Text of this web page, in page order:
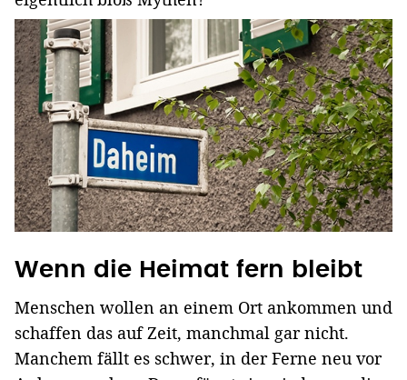
Wenn die Heimat fern bleibt
Menschen wollen an einem Ort ankommen und
schaffen das auf Zeit, manchmal gar nicht.
Manchem fällt es schwer, in der Ferne neu vor